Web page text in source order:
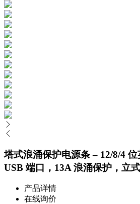
塔式浪涌保护电源条 – 12/8/4
USB 端口，13A 浪涌保护，立
产品详情
在线询价